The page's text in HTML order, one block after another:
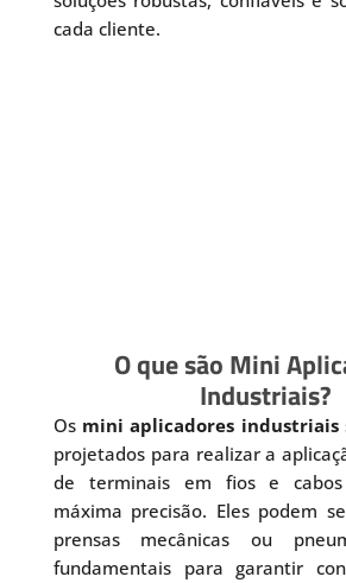
cada cliente.
O que são Mini
Industriais?
Os mini aplicadores industriais
projetados para realizar a
de terminais em fios e
máxima precisão. Eles podem
prensas mecânicas ou
fundamentais para garantir